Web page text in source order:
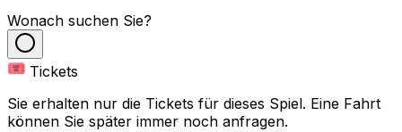
Wonach suchen Sie?
Tickets
Sie erhalten nur die Tickets für dieses Spiel. Eine Fahrt
können Sie später immer noch anfragen.